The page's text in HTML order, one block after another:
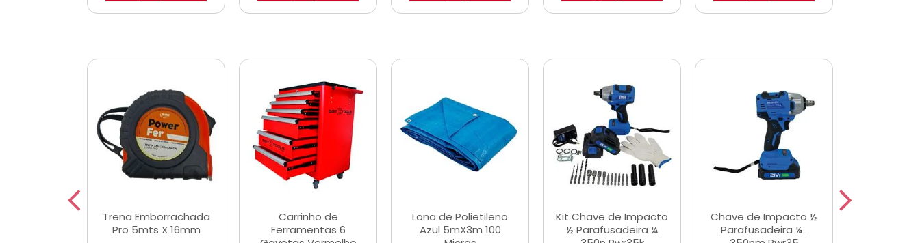
Trena Emborrachada
Pro 5mts X 16mm
Carrinho de
Ferramentas 6
Lona de Polietileno
Azul 5mX3m 100
Kit Chave de Impacto
½ Parafusadeira ¼
Chave de Impacto ½
Parafusadeira ¼ .